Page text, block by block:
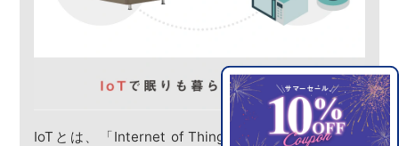
IoTとは、「Internet of Things」の略称で、直訳は